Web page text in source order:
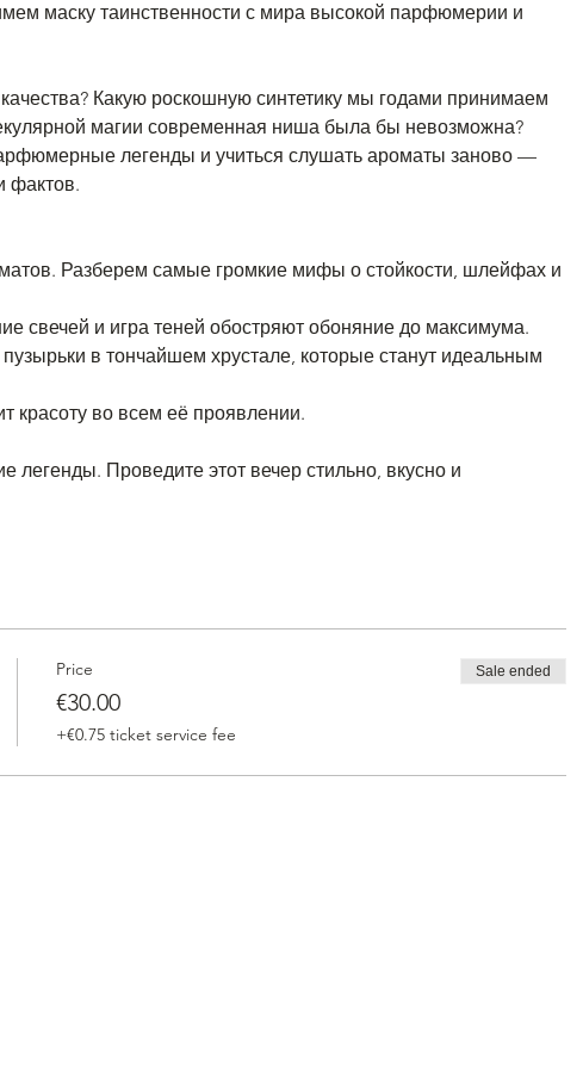
маску таинственности с мира высокой парфюмерии и
магии современная ниша была бы невозможна?
свечей и игра теней обостряют обоняние до максимума.
в тончайшем хрустале, которые станут идеальным
красоту во всем её проявлении.
Price
€30.00
+€0.75 ticket service fee
Sale ended